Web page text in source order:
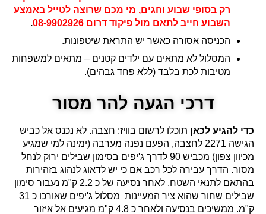
רק בסופי שבוע וחגים, מי מכם שרוצה לטייל באמצע
השבוע חייב לתאם מול פיקוד דרום 08-9902926
.
הכניסה אסורה כאשר יש התראת שיטפונות.
המסלול לא מתאים עם ילדים קטנים – מתאים למשפחות
מטיבות לכת בלבד (ללא פחד גבהים).
דרכי הגעה להר מסור
כדי להגיע לכאן תוכלו לרשום בוויז: חצבה. לא נכנס אל כביש
הגישה 2271 לחצבה, הפעם נפנה מערבה (ימינה למי שמגיע
מכיוון צפון) מכביש 90 לדרך ג'יפים בסימון שבילים ירוק לנחל
מסור. הדרך עבירה לכל רכב אם כי יש לדאוג לנהוג בזהירות
בהתאם לתנאי השטח. לאחר נסיעה של כ 2.2 ק"מ נעבור סימון
שבילים שחור שהוא ציר המעיינות מסלול ג'יפים שאורכו כ 31
ק"מ. ממשיכים בנסיעה ולאחר כ 4.8 ק"מ מגיעים אל איזור